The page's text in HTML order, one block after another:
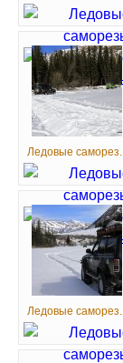
Ледовые
Ледовые